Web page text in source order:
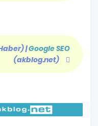
|Google SEO
(akblog.net)